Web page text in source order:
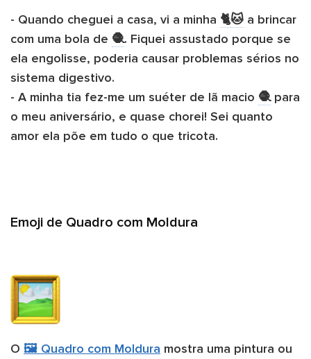
- Quando cheguei a casa, vi a minha ​ 🐈🐱 a brincar
com uma bola de ​ 🧶. Fiquei assustado porque se
ela engolisse, poderia causar problemas sérios no
sistema digestivo.
- A minha tia fez-me um suéter de lã macio 🧶para
o meu aniversário, e quase chorei! Sei quanto
amor ela põe em tudo o que tricota.
Emoji de Quadro com Moldura
O 🖼️ Quadro com Moldura mostra uma pintura ou